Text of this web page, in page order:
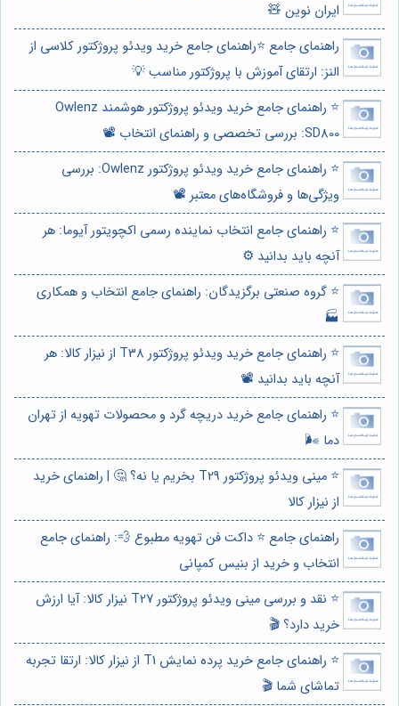
ایران نوین 🧸
راهنمای جامع ⭐️راهنمای جامع خرید ویدئو پروژکتور کلاسی از
النز: ارتقای آموزش با پروژکتور مناسب 💡
⭐️ راهنمای جامع خرید ویدئو پروژکتور هوشمند Owlenz
SD800: بررسی تخصصی و راهنمای انتخاب 📽️
⭐️ راهنمای جامع خرید ویدئو پروژکتور Owlenz: بررسی
ویژگی‌ها و فروشگاه‌های معتبر 📽️
⭐️ راهنمای جامع انتخاب نماینده رسمی اکچویتور آیوما: هر
آنچه باید بدانید ⚙️
⭐️ گروه صنعتی برگزیدگان: راهنمای جامع انتخاب و همکاری
🏭
⭐️ راهنمای جامع خرید ویدئو پروژکتور T38 از نیزار کالا: هر
آنچه باید بدانید 📽️
⭐️ راهنمای جامع خرید دریچه گرد و محصولات تهویه از تهران
دما 🌬️
⭐️ مینی ویدئو پروژکتور T29 بخریم یا نه؟ 🤔 | راهنمای خرید
از نیزار کالا
راهنمای جامع ⭐️ داکت فن تهویه مطبوع 💨: راهنمای جامع
انتخاب و خرید از بنیس کمپانی
⭐️ نقد و بررسی مینی ویدئو پروژکتور T27 نیزار کالا: آیا ارزش
خرید دارد؟ 🎬
⭐️ راهنمای جامع خرید پرده نمایش T1 از نیزار کالا: ارتقا تجربه
تماشای شما 🎬